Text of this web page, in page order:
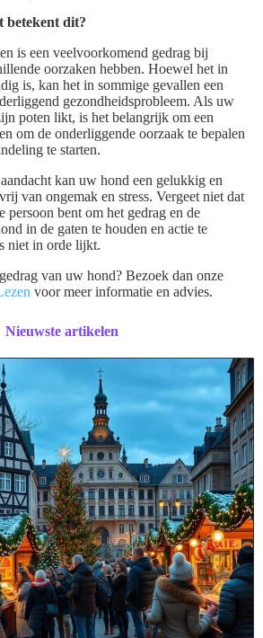
betekent dit?
is een veelvoorkomend gedrag bij
oorzaken hebben. Hoewel het in
is, kan het in sommige gevallen een
gezondheidsprobleem. Als uw
poten likt, is het belangrijk om een
om de onderliggende oorzaak te bepalen
te starten.
kan uw hond een gelukkig en
van ongemak en stress. Vergeet niet dat
persoon bent om het gedrag en de
in de gaten te houden en actie te
niet in orde lijkt.
van uw hond? Bezoek dan onze
voor meer informatie en advies.
Nieuwste artikelen